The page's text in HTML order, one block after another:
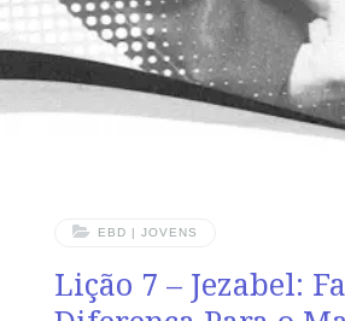
EBD | JOVENS
Lição 7 – Jezabel: